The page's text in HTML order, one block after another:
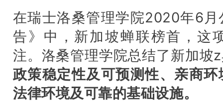
在瑞士洛桑管理学院2020年6
告》中，新加坡蝉联榜首，这
注。洛桑管理学院总结了新加坡
政策稳定性及可预测性、亲商
法律环境及可靠的基础设施。